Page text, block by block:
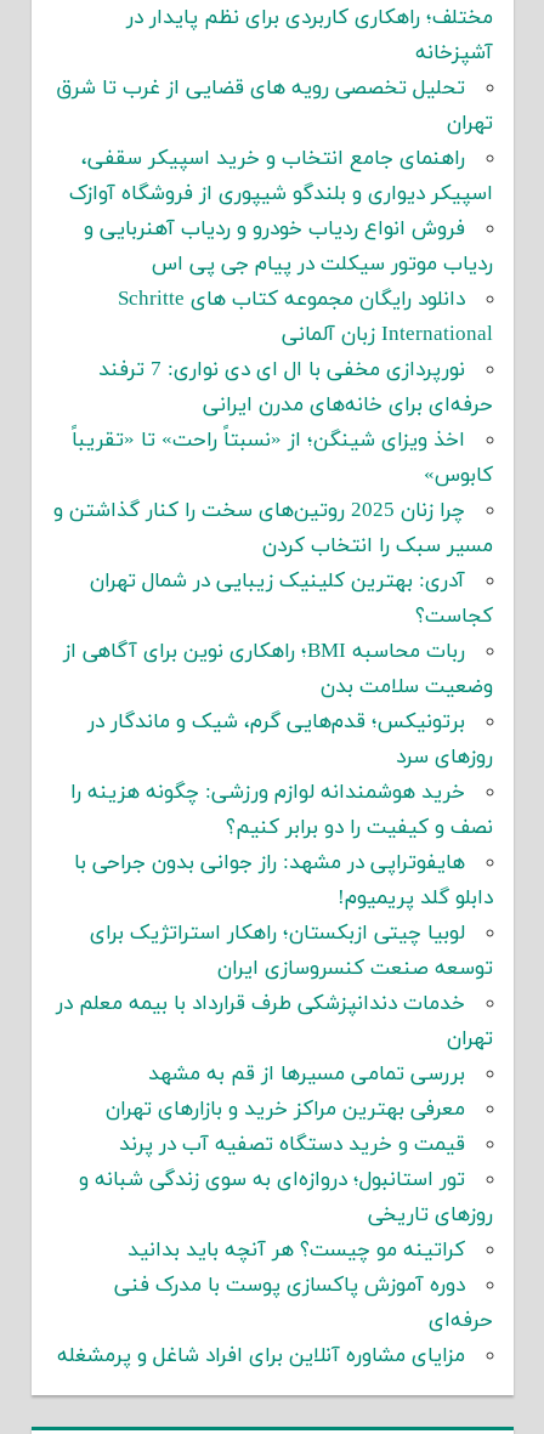
مختلف؛ راهکاری کاربردی برای نظم پایدار در
آشپزخانه
تحلیل تخصصی رویه های قضایی از غرب تا شرق
تهران
راهنمای جامع انتخاب و خرید اسپیکر سقفی،
اسپیکر دیواری و بلندگو شیپوری از فروشگاه آوازک
فروش انواع ردیاب خودرو و ردیاب آهنربایی و
ردیاب موتور سیکلت در پیام جی پی اس
دانلود رایگان مجموعه کتاب های Schritte
International زبان آلمانی
نورپردازی مخفی با ال ای دی نواری: 7 ترفند
حرفه‌ای برای خانه‌های مدرن ایرانی
اخذ ویزای شینگن؛ از «نسبتاً راحت» تا «تقریباً
کابوس»
چرا زنان 2025 روتین‌های سخت را کنار گذاشتن و
مسیر سبک را انتخاب کردن
آدری: بهترین کلینیک زیبایی در شمال تهران
کجاست؟
ربات محاسبه BMI؛ راهکاری نوین برای آگاهی از
وضعیت سلامت بدن
برتونیکس؛ قدم‌هایی گرم، شیک و ماندگار در
روزهای سرد
خرید هوشمندانه لوازم ورزشی: چگونه هزینه را
نصف و کیفیت را دو برابر کنیم؟
هایفوتراپی در مشهد: راز جوانی بدون جراحی با
دابلو گلد پریمیوم!
لوبیا چیتی ازبکستان؛ راهکار استراتژیک برای
توسعه صنعت کنسروسازی ایران
خدمات دندانپزشکی طرف قرارداد با بیمه معلم در
تهران
بررسی تمامی مسیرها از قم به مشهد
معرفی بهترین مراکز خرید و بازارهای تهران
قیمت و خرید دستگاه تصفیه آب در پرند
تور استانبول؛ دروازه‌ای به سوی زندگی شبانه و
روزهای تاریخی
کراتینه مو چیست؟ هر آنچه باید بدانید
دوره آموزش پاکسازی پوست با مدرک فنی
حرفه‌ای
مزایای مشاوره آنلاین برای افراد شاغل و پرمشغله